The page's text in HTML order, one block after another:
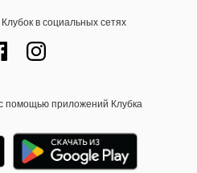
в социальных сетях
с помощью приложений Клубка